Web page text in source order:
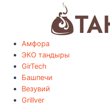
Амфора
ЭКО тандыры
GirTech
Башпечи
Везувий
Grillver